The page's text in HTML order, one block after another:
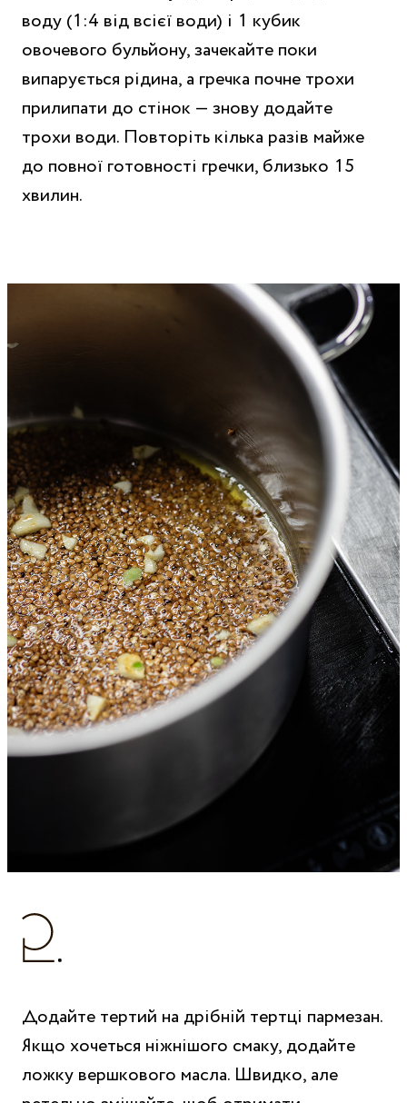
воду (1:4 від всієї води) і 1 кубик
овочевого бульйону, зачекайте поки
випарується рідина, а гречка почне трохи
прилипати до стінок — знову додайте
трохи води. Повторіть кілька разів майже
до повної готовності гречки, близько 15
хвилин.
Додайте тертий на дрібній тертці пармезан.
Якщо хочеться ніжнішого смаку, додайте
ложку вершкового масла. Швидко, але